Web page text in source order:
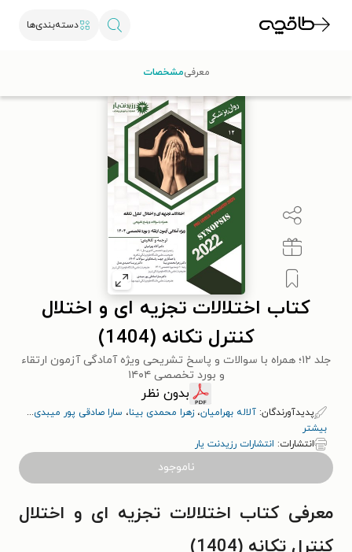
دسته‌بندی‌ها
کتاب اختلالات تجزیه ای و اختلال
کنترل تکانه (1404)
جلد ۱۲؛ همراه با سوالات و پاسخ تشریحی ویژه آمادگی آزمون ارتقاء
و بورد تخصصی ۱۴۰۴
بدون نظر
پدیدآورندگان: آلاله بهرامیان، زهرا محمدی بینا، سارا صادقی پور میبدی...
بیشتر
انتشارات: انتشارات رزیدنت یار
ناموجود
معرفیمشخصات
معرفی کتاب اختلالات تجزیه ای و اختلال
کنترل تکانه (1404)